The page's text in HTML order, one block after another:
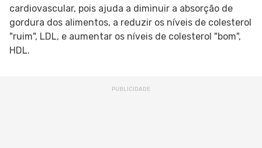
cardiovascular, pois ajuda a diminuir a absorção de
gordura dos alimentos, a reduzir os níveis de colesterol
"ruim", LDL, e aumentar os níveis de colesterol "bom",
HDL.